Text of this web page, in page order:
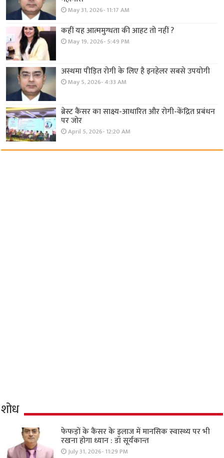
May 31, 2026- 11:17 AM
कहीं यह आत्ममुग्धता की आहट तो नहीं ?
May 19, 2026- 5:49 PM
अस्थमा पीड़ित रोगी के लिए है इनहेलर सबसे उपयोगी
May 5, 2026- 4:33 AM
ब्रेस्ट कैंसर का साक्ष्य-आधारित और रोगी-केंद्रित प्रबंधन
पर जोर
April 5, 2026- 12:20 AM
शोध
फेफड़ों के कैंसर के इलाज में मानसिक स्वास्थ्य पर भी
रखना होगा ध्यान : डॉ सूर्यकान्त
July 31, 2026- 11:29 PM